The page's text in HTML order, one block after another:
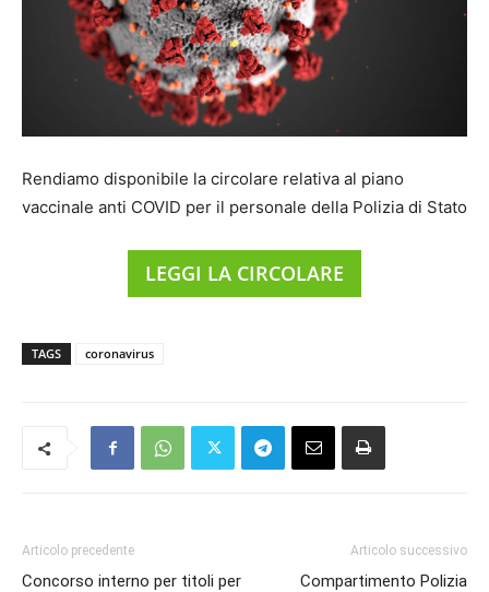
Rendiamo disponibile la circolare relativa al piano
vaccinale anti COVID per il personale della Polizia di Stato
LEGGI LA CIRCOLARE
TAGS coronavirus
Articolo precedente
Concorso interno per titoli per
Articolo successivo
Compartimento Polizia